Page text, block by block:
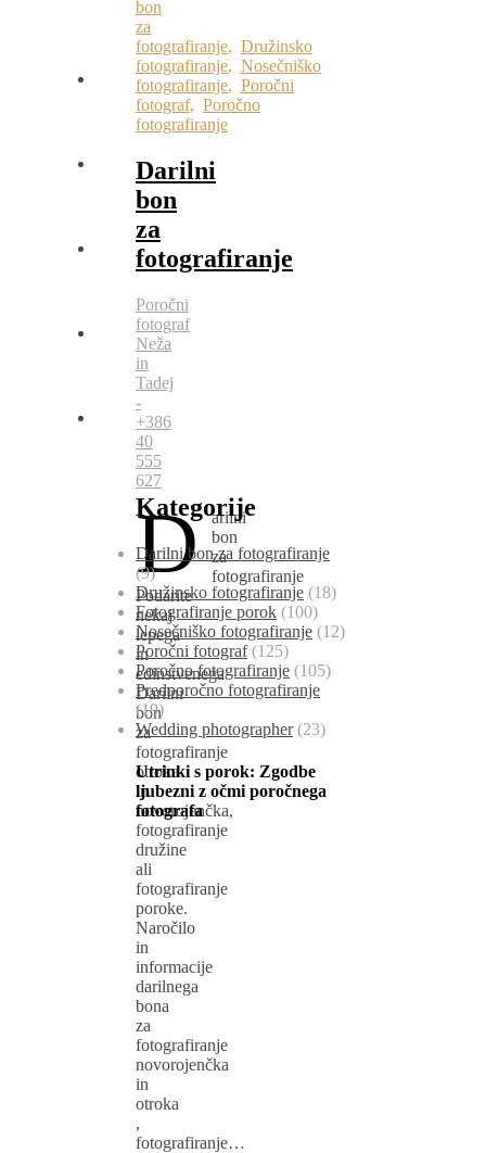
bon
za
fotografiranje, Družinsko
fotografiranje, Nosečniško
fotografiranje, Poročni
fotograf, Poročno
fotografiranje
Darilni
bon
za
fotografiranje
Poročni
fotograf
Neža
in
Tadej
-
+386
40
555
627
D
arilni
bon
za
fotografiranje
Podarite
nekaj
lepega
in
edinstvenega
Darilni
bon
za
fotografiranje
otroka
in
novorojenčka,
fotografiranje
družine
ali
fotografiranje
poroke.
Naročilo
in
informacije
darilnega
bona
za
fotografiranje
novorojenčka
in
otroka
,
fotografiranje…
Kategorije
Darilni bon za fotografiranje
(9)
Družinsko fotografiranje (18)
Fotografiranje porok (100)
Nosečniško fotografiranje (12)
Poročni fotograf(125)
Poročno fotografiranje (105)
Predporočno fotografiranje
(19)
Wedding photographer(23)
Utrinki s porok: Zgodbe
ljubezni z očmi poročnega
fotografa